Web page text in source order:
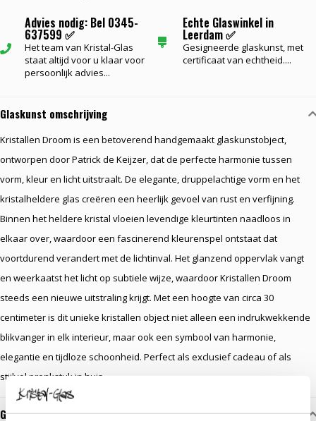
Advies nodig: Bel 0345-
637599 ✅
Het team van Kristal-Glas
staat altijd voor u klaar voor
persoonlijk advies...
Echte Glaswinkel in
Leerdam ✅
Gesigneerde glaskunst, met
certificaat van echtheid....
Glaskunst omschrijving
Kristallen Droom is een betoverend handgemaakt glaskunstobject,
ontworpen door Patrick de Keijzer, dat de perfecte harmonie tussen
vorm, kleur en licht uitstraalt. De elegante, druppelachtige vorm en het
kristalheldere glas creëren een heerlijk gevoel van rust en verfijning.
Binnen het heldere kristal vloeien levendige kleurtinten naadloos in
elkaar over, waardoor een fascinerend kleurenspel ontstaat dat
voortdurend verandert met de lichtinval. Het glanzend oppervlak vangt
en weerkaatst het licht op subtiele wijze, waardoor Kristallen Droom
steeds een nieuwe uitstraling krijgt. Met een hoogte van circa 30
centimeter is dit unieke kristallen object niet alleen een indrukwekkende
blikvanger in elk interieur, maar ook een symbool van harmonie,
elegantie en tijdloze schoonheid. Perfect als exclusief cadeau of als
stijlvol pronkstuk in huis.
Gerelateerde glaskunst